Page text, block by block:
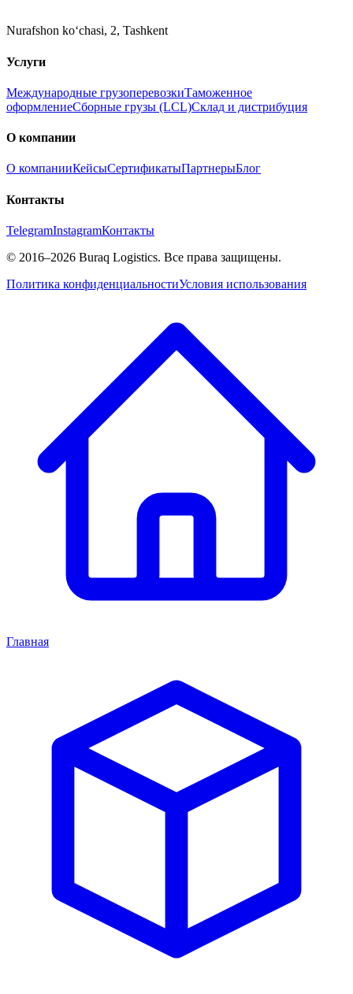
Nurafshon ko‘chasi, 2, Tashkent
Услуги
Международные грузоперевозкиТаможенное
оформлениеСборные грузы (LCL)Склад и дистрибуция
О компании
О компанииКейсыСертификатыПартнерыБлог
Контакты
TelegramInstagramКонтакты
© 2016–2026 Buraq Logistics. Все права защищены.
Политика конфиденциальностиУсловия использования
Главная